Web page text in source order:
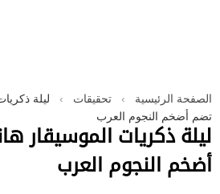
الصفحة الرئيسية › تحقيقات ›
ليلة
تضم أضخم النجوم العرب
ليلة ذكريات الموسيقار
أضخم النجوم العرب